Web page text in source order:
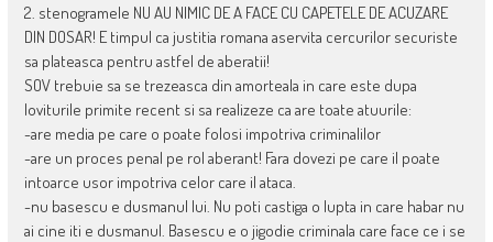
2. stenogramele NU AU NIMIC DE A FACE CU CAPETELE DE ACUZARE
DIN DOSAR! E timpul ca justitia romana aservita cercurilor securiste
sa plateasca pentru astfel de aberatii!
SOV trebuie sa se trezeasca din amorteala in care este dupa
loviturile primite recent si sa realizeze ca are toate atuurile:
-are media pe care o poate folosi impotriva criminalilor
-are un proces penal pe rol aberant! Fara dovezi pe care il poate
intoarce usor impotriva celor care il ataca.
-nu basescu e dusmanul lui. Nu poti castiga o lupta in care habar nu
ai cine iti e dusmanul. Basescu e o jigodie criminala care face ce i se